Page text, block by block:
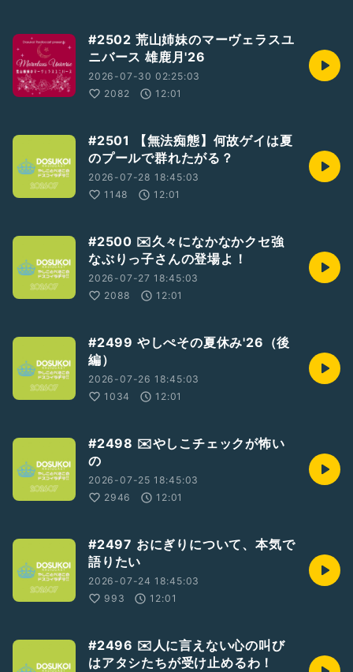
#2502 荒山姉妹のマーヴェラスユ
ニバース 雄鹿月'26
2026-07-30 02:25:03
2082
12:01
#2501 【無法痴態】何故ゲイは夏
のプールで群れたがる？
2026-07-28 18:45:03
1148
12:01
#2500 ✉️久々になかなかクセ強
なぶりっ子さんの登場よ！
2026-07-27 18:45:03
2088
12:01
#2499 やしぺその夏休み'26（後
編）
2026-07-26 18:45:03
1034
12:01
#2498 ✉️やしこチェックが怖い
の
2026-07-25 18:45:03
2946
12:01
#2497 おにぎりについて、本気で
語りたい
2026-07-24 18:45:03
993
12:01
#2496 ✉️人に言えない心の叫び
はアタシたちが受け止めるわ！